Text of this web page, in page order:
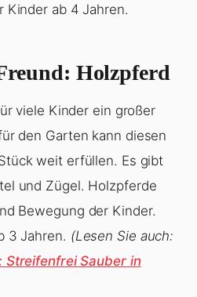
Kinder ab 4 Jahren.
Holzpferd
viele Kinder ein großer
den Garten kann diesen
weit erfüllen. Es gibt
und Zügel. Holzpferde
Bewegung der Kinder.
3 Jahren. (Lesen Sie auch:
Streifenfrei Sauber in